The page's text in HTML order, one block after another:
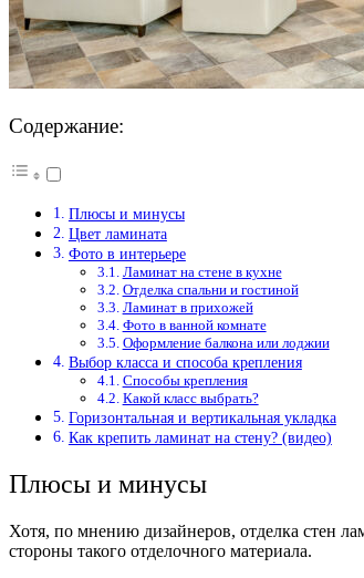
Содержание:
Плюсы и минусы
Цвет ламината
Фото в интерьере
Ламинат на стене в кухне
Отделка спальни и гостиной
Ламинат в прихожей
Фото в ванной комнате
Оформление балкона или лоджии
Выбор класса и способа крепления
Способы крепления
Какой класс выбрать?
Горизонтальная и вертикальная укладка
Как крепить ламинат на стену? (видео)
Плюсы и минусы
Хотя, по мнению дизайнеров, отделка стен
стороны такого отделочного материала.